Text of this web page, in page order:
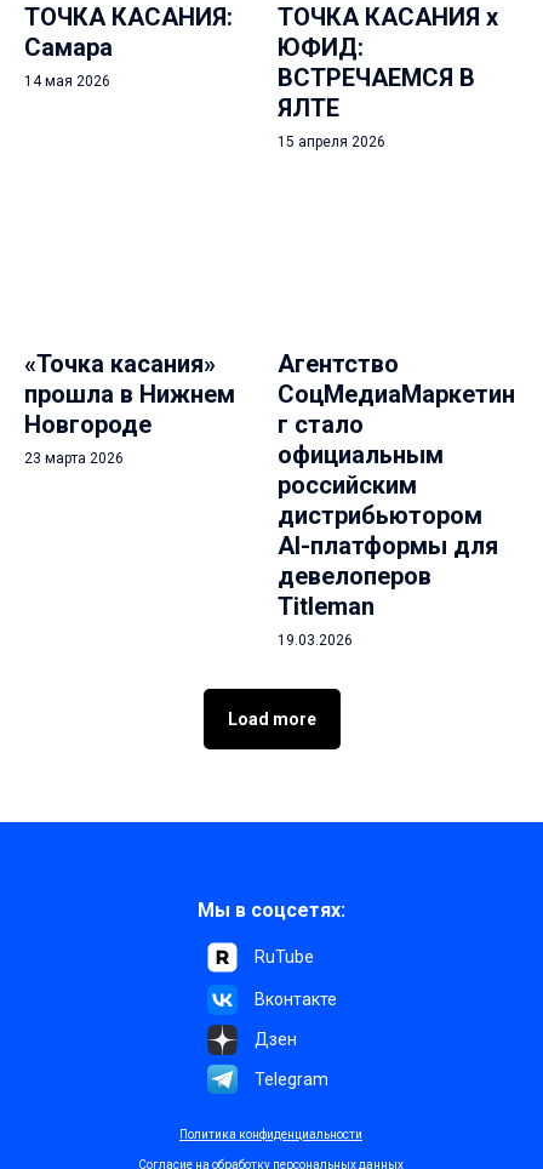
ТОЧКА КАСАНИЯ:
Самара
14 мая 2026
ТОЧКА КАСАНИЯ х
ЮФИД:
ВСТРЕЧАЕМСЯ В
ЯЛТЕ
15 апреля 2026
«Точка касания»
прошла в Нижнем
Новгороде
23 марта 2026
Агентство
СоцМедиаМаркетин
г стало
официальным
российским
дистрибьютором
AI-платформы для
девелоперов
Titleman
19.03.2026
Load more
RuTube
Вконтакте
Мы в соцсетях:
Дзен
Telegram
Согласие на обработку персональных данных
Политика конфиденциальности